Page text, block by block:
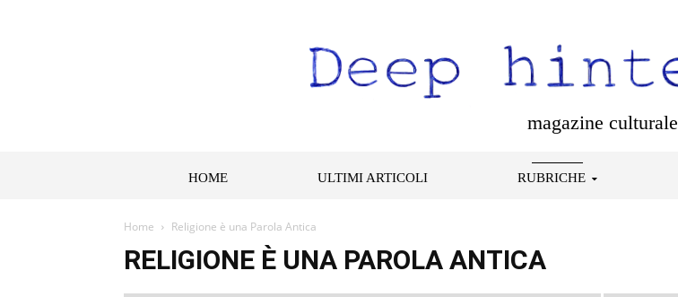
magazine culturale
HOME ULTIMI ARTICOLI RUBRICHE
Home Religione è una Parola Antica
RELIGIONE È UNA PAROLA ANTICA